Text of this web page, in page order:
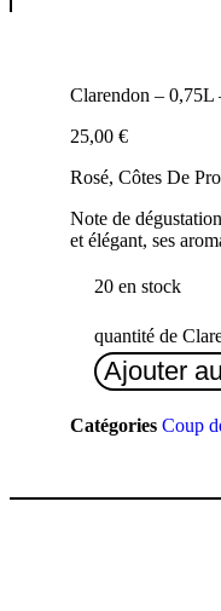
Clarendon – 0,75L
25,00 €
Rosé, Côtes De
Note de
et élégant, ses
20 en stock
quantité de
Ajouter
Catégories Coup